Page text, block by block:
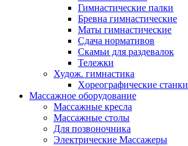
Гимнастические палки
Бревна гимнастические
Маты гимнастические
Сдача нормативов
Скамьи для раздевалок
Тележки
Худож. гимнастика
Xореографические станки
Массажное оборудование
Массажные кресла
Массажные столы
Для позвоночника
Электрические Массажеры